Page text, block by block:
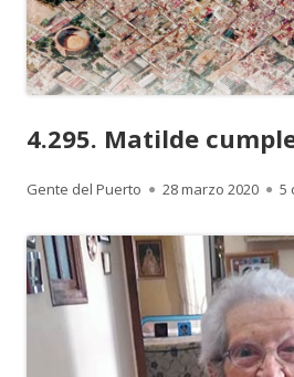
4.295. Matilde
Autor
Gente del Puerto
Publicado
28 marzo 2020 5